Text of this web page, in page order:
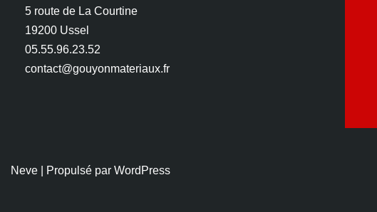
5 route de La Courtine
19200 Ussel
05.55.96.23.52
contact@gouyonmateriaux.fr
Neve | Propulsé par WordPress